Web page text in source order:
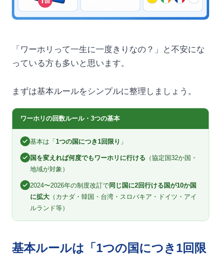
「ワーホリって一生に一度きりなの？」と不安にな
っている方も多いと思います。
まずは基本ルールをシンプルに整理しましょう。
ワーホリの回数ルール・3つの基本
基本は「 1つの国につき1回限り 」
国を変えれば何度でもワーホリに行ける （協定国32か国・
地域が対象）
2024〜2026年の制度改訂で同じ国に2回行ける国が10か国
に拡大（カナダ・韓国・台湾・スロバキア・ドイツ・アイ
ルランド等）
基本ルールは「1つの国につき1回限